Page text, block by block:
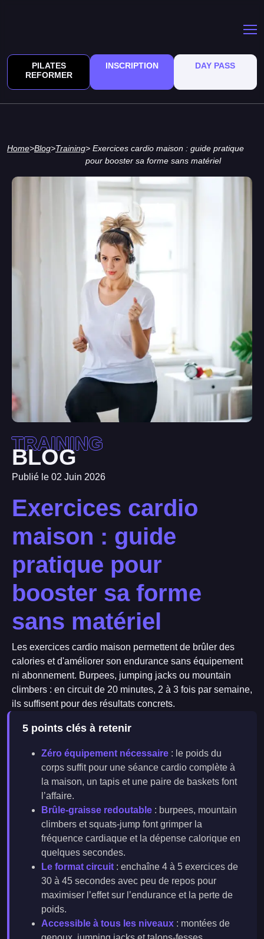
PILATES
REFORMER
INSCRIPTION DAY PASS
Home>Blog>Training> Exercices cardio maison : guide pratique
pour booster sa forme sans matériel
TRAINING
BLOG
Publié le 02 Juin 2026
Exercices cardio
maison : guide
pratique pour
booster sa forme
sans matériel
Les exercices cardio maison permettent de brûler des
calories et d'améliorer son endurance sans équipement
ni abonnement. Burpees, jumping jacks ou mountain
climbers : en circuit de 20 minutes, 2 à 3 fois par semaine,
ils suffisent pour des résultats concrets.
5 points clés à retenir
Zéro équipement nécessaire : le poids du
corps suffit pour une séance cardio complète à
la maison, un tapis et une paire de baskets font
l’affaire.
Brûle-graisse redoutable : burpees, mountain
climbers et squats-jump font grimper la
fréquence cardiaque et la dépense calorique en
quelques secondes.
Le format circuit : enchaîne 4 à 5 exercices de
30 à 45 secondes avec peu de repos pour
maximiser l’effet sur l’endurance et la perte de
poids.
Accessible à tous les niveaux : montées de